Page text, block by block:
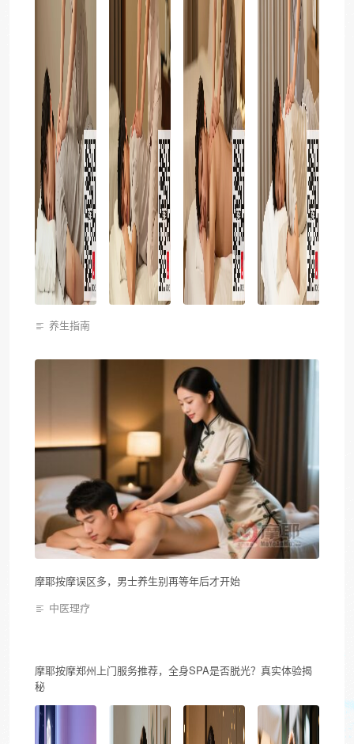
养生指南
摩耶按摩误区多，男士养生别再等年后才开始
中医理疗
摩耶按摩郑州上门服务推荐，全身SPA是否脱光？真实体验揭
秘